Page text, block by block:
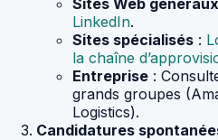
LinkedIn.
Sites spécialisés :
la chaîne
Entreprise :
grands groupes
Logistics).
Candidatures